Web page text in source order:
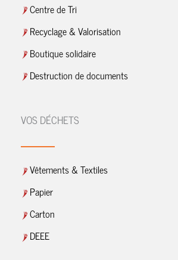
Centre de Tri
Recyclage & Valorisation
Boutique solidaire
Destruction de documents
VOS DÉCHETS
Vêtements & Textiles
Papier
Carton
DEEE